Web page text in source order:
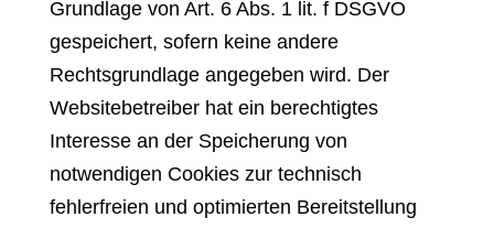
Grundlage von Art. 6 Abs. 1 lit. f DSGVO
gespeichert, sofern keine andere
Rechtsgrundlage angegeben wird. Der
Websitebetreiber hat ein berechtigtes
Interesse an der Speicherung von
notwendigen Cookies zur technisch
fehlerfreien und optimierten Bereitstellung